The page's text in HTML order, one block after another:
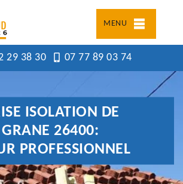
MENU
29 38 30 07 77 89 03 74
ISOLATION DE
26400:
PROFESSIONNEL